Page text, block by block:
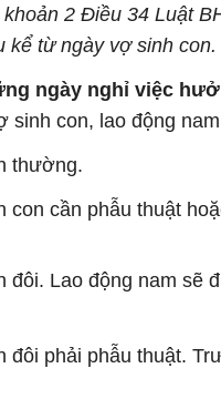
2 Điều 34 Luật
kể từ ngày vợ sinh con.
ngày nghỉ việc
sinh con, lao động
thường.
con cần phẫu thuật
đôi. Lao động nam
đôi phải phẫu thuật.